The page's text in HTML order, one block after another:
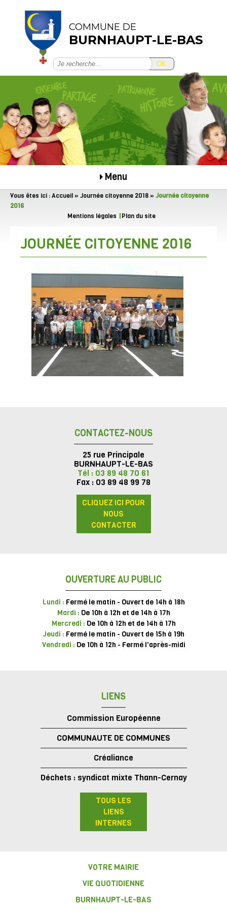
COMMUNE DE
BURNHAUPT-LE-BAS
OK
Menu
Vous êtes ici :Accueil » Journée citoyenne 2018 » Journée citoyenne
2016
Mentions légales
Plan du site
JOURNÉE CITOYENNE 2016
CONTACTEZ-NOUS
25 rue Principale
BURNHAUPT-LE-BAS
Tél : 03 89 48 70 61
Fax : 03 89 48 99 78
CLIQUEZ ICI POUR
NOUS
CONTACTER
OUVERTURE AU PUBLIC
Lundi : Fermé le matin - Ouvert de 14h à 18h
Mardi : De 10h à 12h et de 14h à 17h
Mercredi : De 10h à 12h et de 14h à 17h
Jeudi : Fermé le matin - Ouvert de 15h à 19h
Vendredi : De 10h à 12h - Fermé l'après-midi
LIENS
Commission Européenne
COMMUNAUTE DE COMMUNES
Créaliance
Déchets : syndicat mixte Thann-Cernay
TOUS LES
LIENS
INTERNES
VOTRE MAIRIE
VIE QUOTIDIENNE
BURNHAUPT-LE-BAS